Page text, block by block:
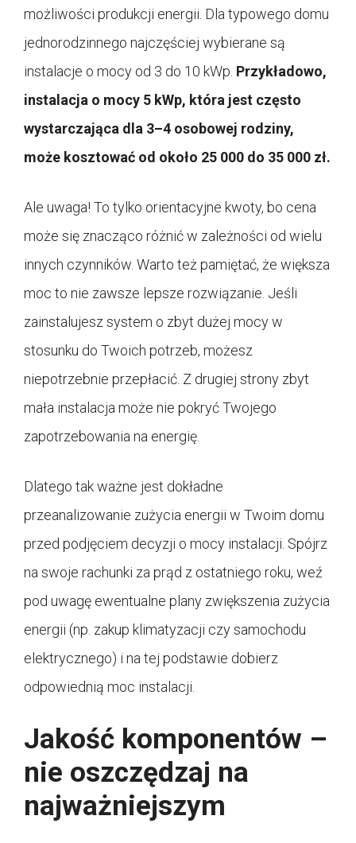
możliwości produkcji energii. Dla typowego domu
jednorodzinnego najczęściej wybierane są
instalacje o mocy od 3 do 10 kWp. Przykładowo,
instalacja o mocy 5 kWp, która jest często
wystarczająca dla 3–4 osobowej rodziny,
może kosztować od około 25 000 do 35 000 zł.
Ale uwaga! To tylko orientacyjne kwoty, bo cena
może się znacząco różnić w zależności od wielu
innych czynników. Warto też pamiętać, że większa
moc to nie zawsze lepsze rozwiązanie. Jeśli
zainstalujesz system o zbyt dużej mocy w
stosunku do Twoich potrzeb, możesz
niepotrzebnie przepłacić. Z drugiej strony zbyt
mała instalacja może nie pokryć Twojego
zapotrzebowania na energię.
Dlatego tak ważne jest dokładne
przeanalizowanie zużycia energii w Twoim domu
przed podjęciem decyzji o mocy instalacji. Spójrz
na swoje rachunki za prąd z ostatniego roku, weź
pod uwagę ewentualne plany zwiększenia zużycia
energii (np. zakup klimatyzacji czy samochodu
elektrycznego) i na tej podstawie dobierz
odpowiednią moc instalacji.
Jakość komponentów –
nie oszczędzaj na
najważniejszym